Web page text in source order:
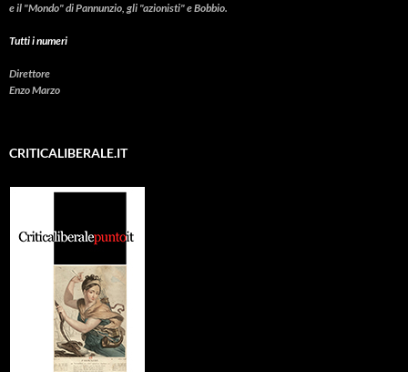
e il "Mondo" di Pannunzio, gli "azionisti" e Bobbio.
Tutti i numeri
Direttore
Enzo Marzo
CRITICALIBERALE.IT